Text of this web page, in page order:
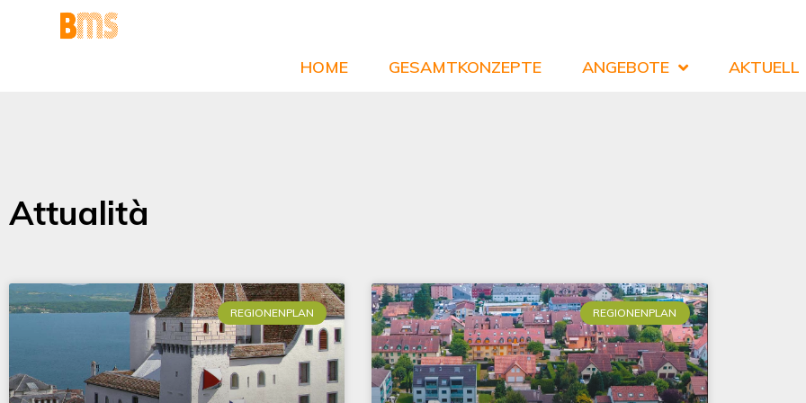
HOME GESAMTKONZEPTE ANGEBOTE AKTUELL
Attualità
REGIONENPLAN REGIONENPLAN